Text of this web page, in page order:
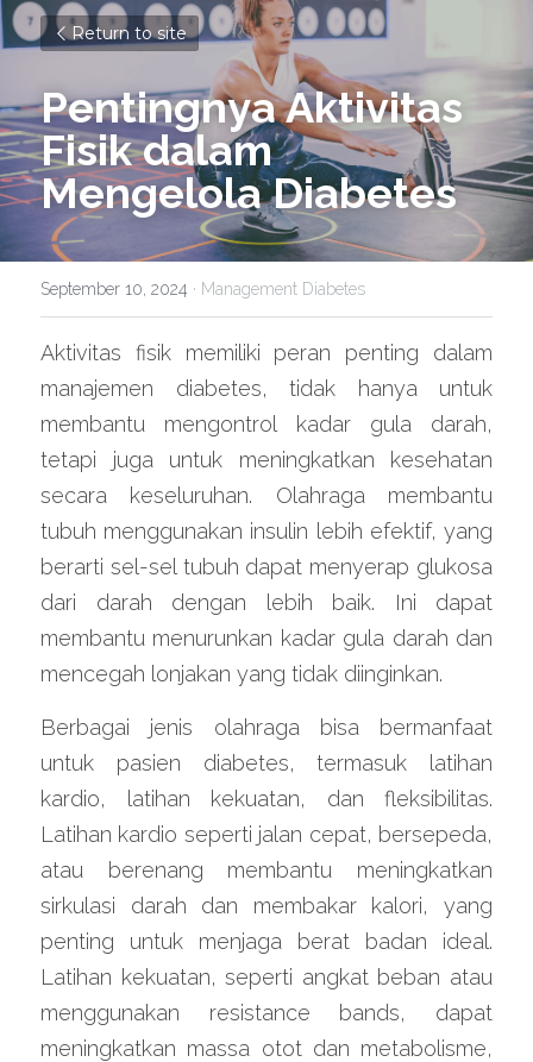
Return to site
Pentingnya Aktivitas
Fisik dalam
Mengelola Diabetes
September 10, 2024 · Management Diabetes
Aktivitas fisik memiliki peran penting dalam
manajemen diabetes, tidak hanya untuk
membantu mengontrol kadar gula darah,
tetapi juga untuk meningkatkan kesehatan
secara keseluruhan. Olahraga membantu
tubuh menggunakan insulin lebih efektif, yang
berarti sel-sel tubuh dapat menyerap glukosa
dari darah dengan lebih baik. Ini dapat
membantu menurunkan kadar gula darah dan
mencegah lonjakan yang tidak diinginkan.
Berbagai jenis olahraga bisa bermanfaat
untuk pasien diabetes, termasuk latihan
kardio, latihan kekuatan, dan fleksibilitas.
Latihan kardio seperti jalan cepat, bersepeda,
atau berenang membantu meningkatkan
sirkulasi darah dan membakar kalori, yang
penting untuk menjaga berat badan ideal.
Latihan kekuatan, seperti angkat beban atau
menggunakan resistance bands, dapat
meningkatkan massa otot dan metabolisme,